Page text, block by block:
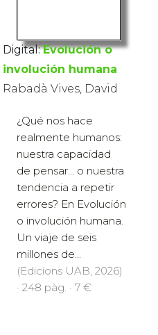
Digital: Evolución o
involución humana
Rabadà Vives, David
¿Qué nos hace
realmente humanos:
nuestra capacidad
de pensar… o nuestra
tendencia a repetir
errores? En Evolución
o involución humana.
Un viaje de seis
millones de...
(Edicions UAB, 2026)
· 248 pàg. · 7 €